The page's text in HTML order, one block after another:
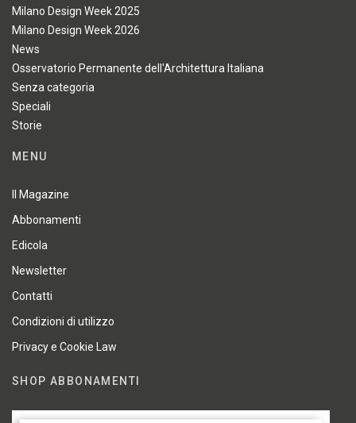
Milano Design Week 2025
Milano Design Week 2026
News
Osservatorio Permanente dell'Architettura Italiana
Senza categoria
Speciali
Storie
MENU
Il Magazine
Abbonamenti
Edicola
Newsletter
Contatti
Condizioni di utilizzo
Privacy e Cookie Law
SHOP ABBONAMENTI